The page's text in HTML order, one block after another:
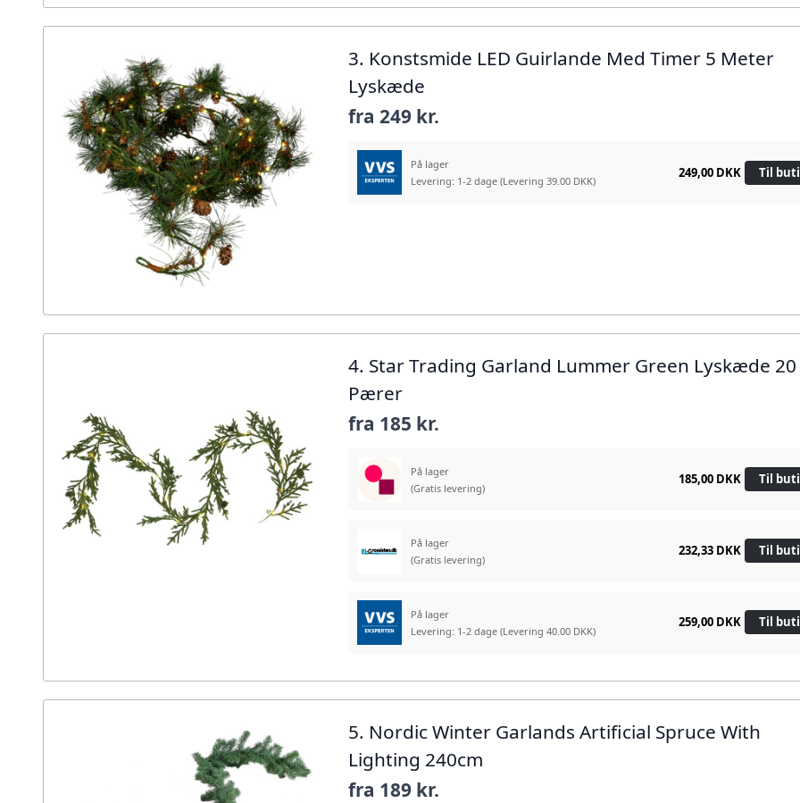
3. Konstsmide LED Guirlande Med Timer 5 Meter
Lyskæde
fra249 kr.
På lager
Levering: 1-2 dage(Levering 39.00 DKK)
249,00 DKK Til
4. Star Trading Garland Lummer Green Lyskæde 20
Pærer
fra 185 kr.
På lager
(Gratis levering)
185,00 DKK Til
På lager
(Gratis levering)
232,33 DKK Til
På lager
Levering: 1-2 dage(Levering 40.00 DKK)
259,00 DKK Til
5. Nordic Winter Garlands Artificial Spruce With
Lighting 240cm
fra 189 kr.